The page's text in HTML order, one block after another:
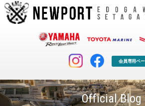
会員専用ペ
Official Blog